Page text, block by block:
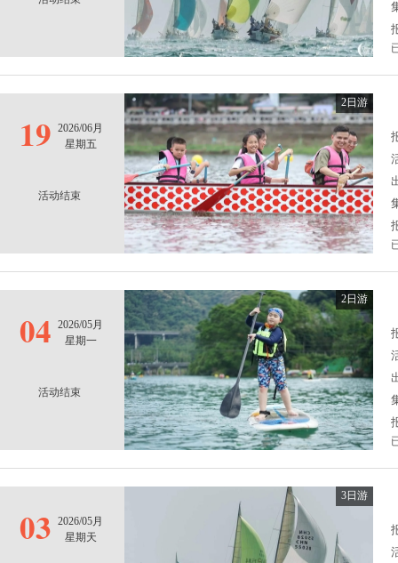
19 2026/06月
星期五
活动结束
2日游
04 2026/05月
星期一
活动结束
2日游
03 2026/05月
星期天
3日游